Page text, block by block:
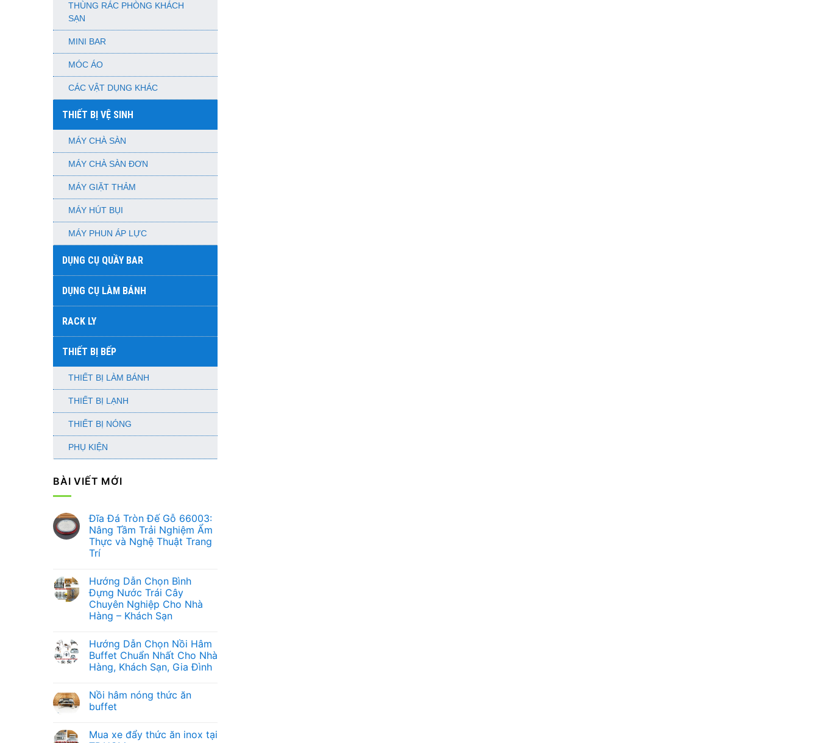
THÙNG RÁC PHÒNG KHÁCH
SẠN
MINI BAR
MÓC ÁO
CÁC VẬT DỤNG KHÁC
THIẾT BỊ VỆ SINH
MÁY CHÀ SÀN
MÁY CHÀ SÀN ĐƠN
MÁY GIẶT THẢM
MÁY HÚT BỤI
MÁY PHUN ÁP LỰC
DỤNG CỤ QUẦY BAR
DỤNG CỤ LÀM BÁNH
RACK LY
THIẾT BỊ BẾP
THIẾT BỊ LÀM BÁNH
THIẾT BỊ LẠNH
THIẾT BỊ NÓNG
PHỤ KIỆN
BÀI VIẾT MỚI
Đĩa Đá Tròn Đế Gỗ 66003:
Nâng Tầm Trải Nghiệm Ẩm
Thực và Nghệ Thuật Trang
Trí
bình
luận
ở
Đĩa
Đá
Tròn
66003:
Nâng
Tầm
Trải
Thực
và
Nghệ
Trí
Hướng Dẫn Chọn Bình
Đựng Nước Trái Cây
Chuyên Nghiệp Cho Nhà
Hàng – Khách Sạn
bình
luận
ở
Hướng
Bình
Đựng
Nước
Chuyên
Nghiệp
Hướng Dẫn Chọn Nồi Hâm
Buffet Chuẩn Nhất Cho Nhà
Hàng, Khách Sạn, Gia Đình
bình
luận
ở
Chọn
Nồi hâm nóng thức ăn
buffet
bình
Mua xe đẩy thức ăn inox tại